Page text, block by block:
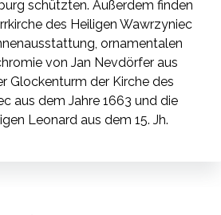
schützten. Außerdem finden
des Heiligen Wawrzyniec
ornamentalen
von Jan Nevdörfer aus
Glockenturm der Kirche des
aus dem Jahre 1663 und die
Leonard aus dem 15. Jh.